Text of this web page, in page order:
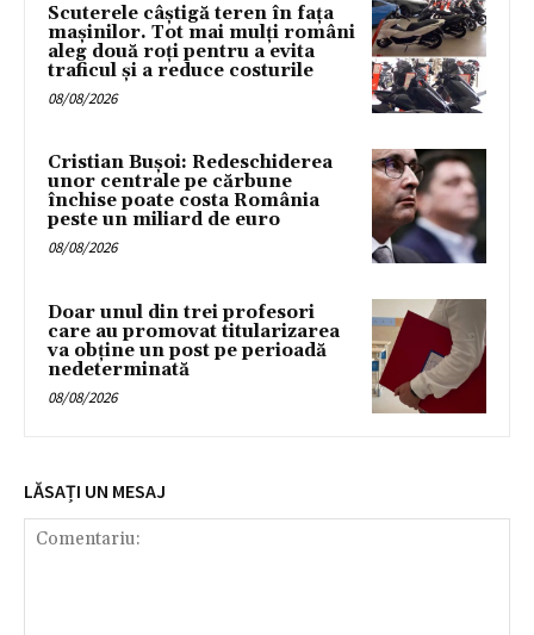
Scuterele câștigă teren în fața
mașinilor. Tot mai mulți români
aleg două roți pentru a evita
traficul și a reduce costurile
08/08/2026
Cristian Bușoi: Redeschiderea
unor centrale pe cărbune
închise poate costa România
peste un miliard de euro
08/08/2026
Doar unul din trei profesori
care au promovat titularizarea
va obține un post pe perioadă
nedeterminată
08/08/2026
LĂSAȚI UN MESAJ